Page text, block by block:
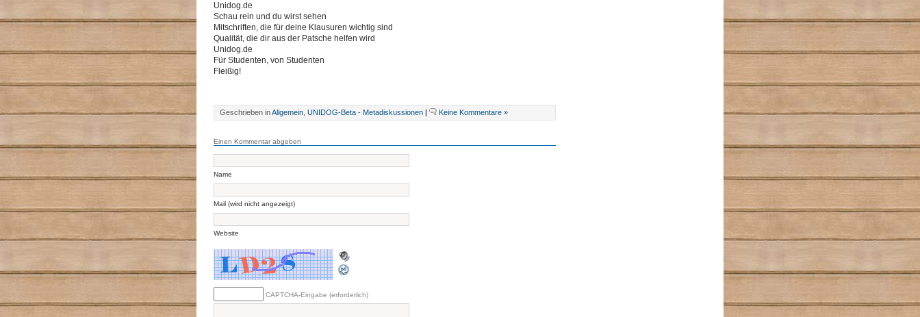
Unidog.de
Schau rein und du wirst sehen
Mitschriften, die für deine Klausuren wichtig sind
Qualität, die dir aus der Patsche helfen wird
Unidog.de
Für Studenten, von Studenten
Fleißig!
Geschrieben inAllgemein UNIDOG-Beta - Metadiskussionen | Keine Kommentare »
Einen Kommentar abgeben
Name
Mail (wird nicht angezeigt)
Website
CAPTCHA-Eingabe (erforderlich)